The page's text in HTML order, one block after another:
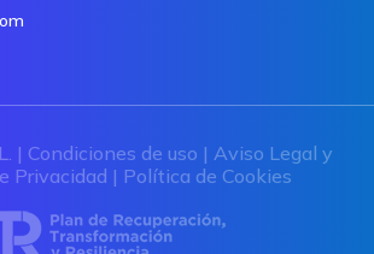
| Condiciones de uso | Aviso Legal y
Privacidad | Política de Cookies